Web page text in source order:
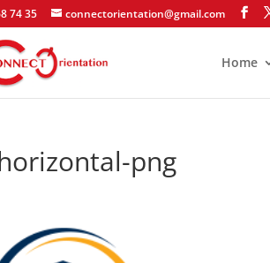
74 35 connectorientation@gmail.com
Home
png